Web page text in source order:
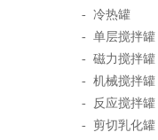
- 冷热罐
- 单层搅拌罐
- 磁力搅拌罐
- 机械搅拌罐
- 反应搅拌罐
- 剪切乳化罐